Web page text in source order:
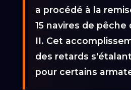
a procédé à la
15 navires de pêche
II. Cet
des retards
pour certains